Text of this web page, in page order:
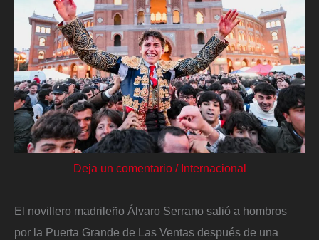
Deja un comentario / Internacional
El novillero madrileño Álvaro Serrano salió a hombros
por la Puerta Grande de Las Ventas después de una